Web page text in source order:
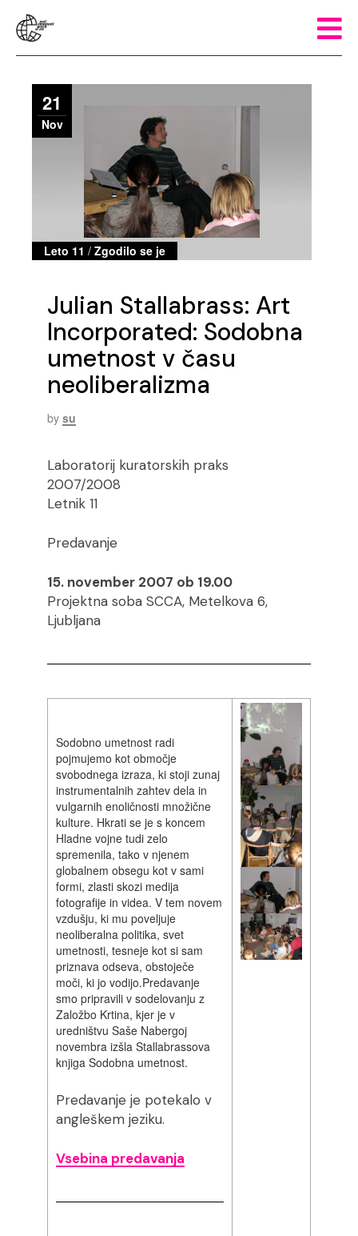
21
Nov
Leto 11 /Zgodilo se je
Julian Stallabrass: Art
Incorporated: Sodobna
umetnost v času
neoliberalizma
by su
Laboratorij kuratorskih praks
2007/2008
Letnik 11
Predavanje
15. november 2007 ob 19.00
Projektna soba SCCA, Metelkova 6,
Ljubljana
Sodobno umetnost radi
pojmujemo kot območje
svobodnega izraza, ki stoji zunaj
instrumentalnih zahtev dela in
vulgarnih enoličnosti množične
kulture. Hkrati se je s koncem
Hladne vojne tudi zelo
spremenila, tako v njenem
globalnem obsegu kot v sami
formi, zlasti skozi medija
fotografije in videa. V tem novem
vzdušju, ki mu poveljuje
neoliberalna politika, svet
umetnosti, tesneje kot si sam
priznava odseva, obstoječe
moči, ki jo vodijo.Predavanje
smo pripravili v sodelovanju z
Založbo Krtina, kjer je v
uredništvu Saše Nabergoj
novembra izšla Stallabrassova
knjiga Sodobna umetnost.
Predavanje je potekalo v
angleškem jeziku.
Vsebina predavanja